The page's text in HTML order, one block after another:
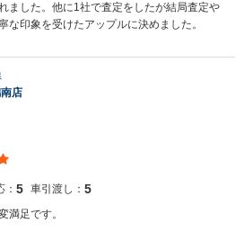
ました。他に1社で査定をしたが結局査定や
な印象を受けたアップルに決めました。
店
5 車引渡し： 5
満足です。